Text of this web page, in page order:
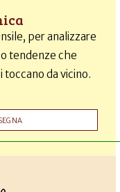
per analizzare
tendenze che
toccano da vicino.